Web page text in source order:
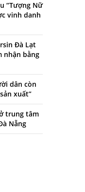
“Tượng Nữ
vinh danh
Đà Lạt
nhận bằng
dân còn
xuất”
trung tâm
Nẵng